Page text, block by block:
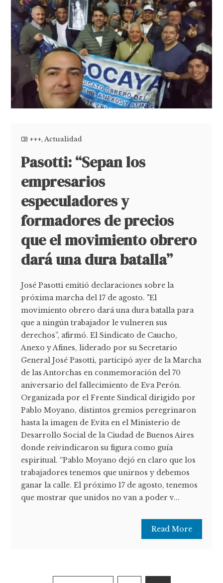
+++,Actualidad
Pasotti: “Sepan los
empresarios
especuladores y
formadores de precios
que el movimiento obrero
dará una dura batalla”
José Pasotti emitió declaraciones sobre la
próxima marcha del 17 de agosto. "El
movimiento obrero dará una dura batalla para
que a ningún trabajador le vulneren sus
derechos”, afirmó. El Sindicato de Caucho,
Anexo y Afines, liderado por su Secretario
General José Pasotti, participó ayer de la Marcha
de las Antorchas en conmemoración del 70
aniversario del fallecimiento de Eva Perón.
Organizada por el Frente Sindical dirigido por
Pablo Moyano, distintos gremios peregrinaron
hasta la imagen de Evita en el Ministerio de
Desarrollo Social de la Ciudad de Buenos Aires
donde reivindicaron su figura como guía
espiritual. “Pablo Moyano dejó en claro que los
trabajadores tenemos que unirnos y debemos
ganar la calle. El próximo 17 de agosto, tenemos
que mostrar que unidos no van a poder v...
Read More